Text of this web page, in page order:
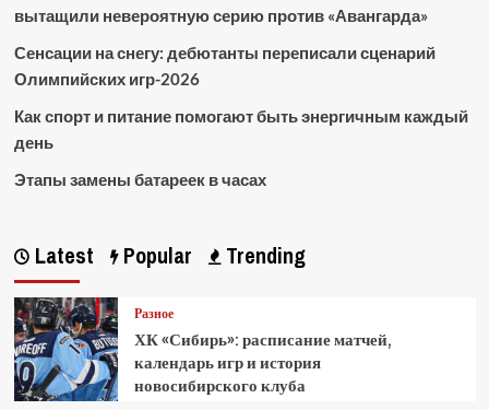
вытащили невероятную серию против «Авангарда»
Сенсации на снегу: дебютанты переписали сценарий
Олимпийских игр-2026
Как спорт и питание помогают быть энергичным каждый
день
Этапы замены батареек в часах
Latest Popular Trending
Разное
ХК «Сибирь»: расписание матчей,
календарь игр и история
новосибирского клуба